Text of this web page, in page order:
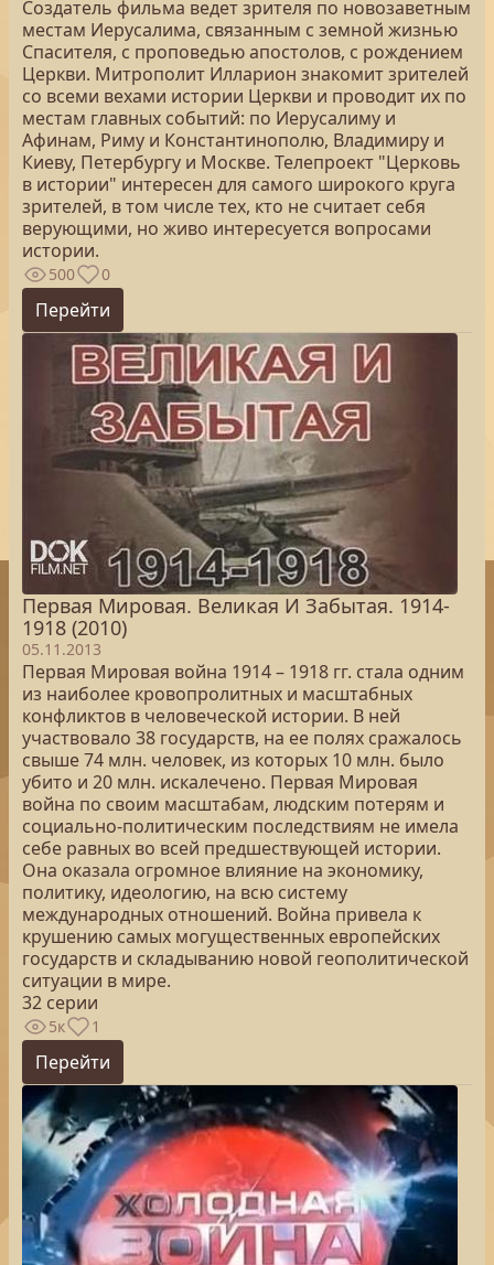
Создатель фильма ведет зрителя по новозаветным
местам Иерусалима, связанным с земной жизнью
Спасителя, с проповедью апостолов, с рождением
Церкви. Митрополит Илларион знакомит зрителей
со всеми вехами истории Церкви и проводит их по
местам главных событий: по Иерусалиму и
Афинам, Риму и Константинополю, Владимиру и
Киеву, Петербургу и Москве. Телепроект "Церковь
в истории" интересен для самого широкого круга
зрителей, в том числе тех, кто не считает себя
верующими, но живо интересуется вопросами
истории.
500 0
Перейти
Первая Мировая. Великая И Забытая. 1914-
1918 (2010)
05.11.2013
Первая Мировая война 1914 – 1918 гг. стала одним
из наиболее кровопролитных и масштабных
конфликтов в человеческой истории. В ней
участвовало 38 государств, на ее полях сражалось
свыше 74 млн. человек, из которых 10 млн. было
убито и 20 млн. искалечено. Первая Мировая
война по своим масштабам, людским потерям и
социально-политическим последствиям не имела
себе равных во всей предшествующей истории.
Она оказала огромное влияние на экономику,
политику, идеологию, на всю систему
международных отношений. Война привела к
крушению самых могущественных европейских
государств и складыванию новой геополитической
ситуации в мире.
32 серии
5к 1
Перейти